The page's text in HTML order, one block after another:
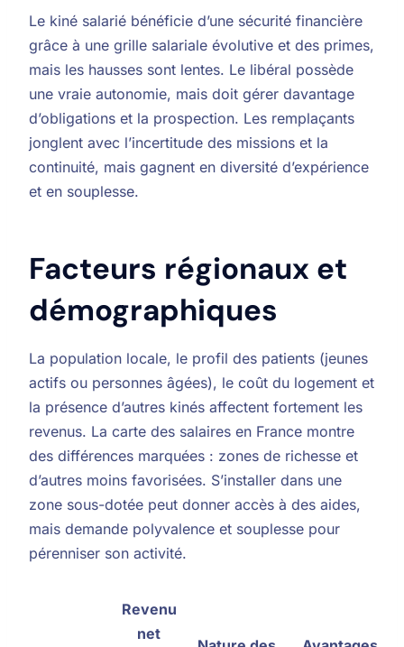
Le kiné salarié bénéficie d’une sécurité financière
grâce à une grille salariale évolutive et des primes,
mais les hausses sont lentes. Le libéral possède
une vraie autonomie, mais doit gérer davantage
d’obligations et la prospection. Les remplaçants
jonglent avec l’incertitude des missions et la
continuité, mais gagnent en diversité d’expérience
et en souplesse.
Facteurs régionaux et
démographiques
La population locale, le profil des patients (jeunes
actifs ou personnes âgées), le coût du logement et
la présence d’autres kinés affectent fortement les
revenus. La carte des salaires en France montre
des différences marquées : zones de richesse et
d’autres moins favorisées. S’installer dans une
zone sous-dotée peut donner accès à des aides,
mais demande polyvalence et souplesse pour
pérenniser son activité.
Revenu
net